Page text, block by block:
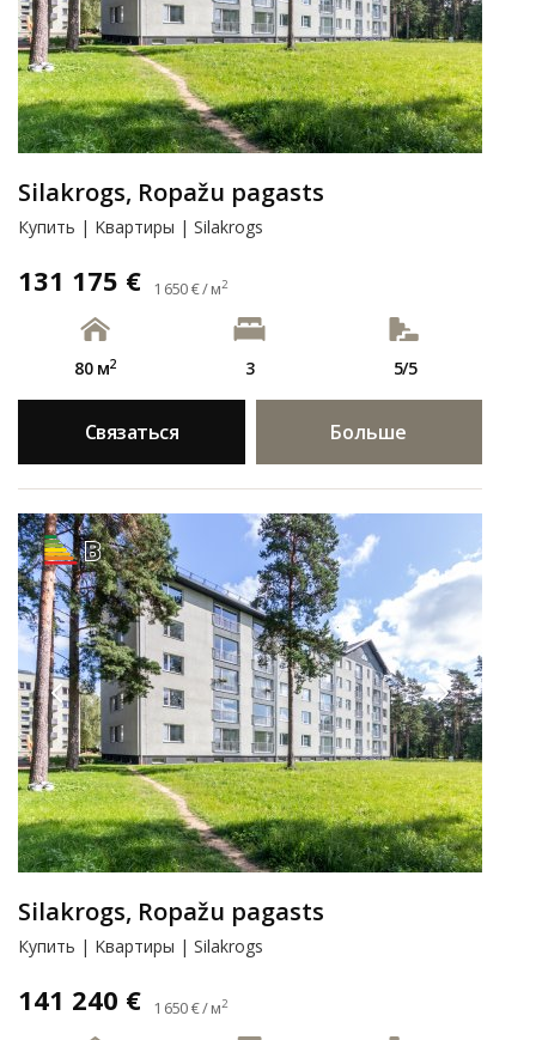
Silakrogs, Ropažu pagasts
Купить | Kвартиры | Silakrogs
131 175 € 1 650 € / м2
80 м2 3 5/5
Связаться Больше
B
Silakrogs, Ropažu pagasts
Купить | Kвартиры | Silakrogs
141 240 € 1 650 € / м2